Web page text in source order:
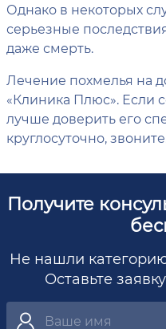
Однако в некоторых
серьезные
даже смерть.
Лечение похмелья на
«Клиника Плюс». Если
лучше доверить его
круглосуточно,
Получите
Не нашли
Оставьте